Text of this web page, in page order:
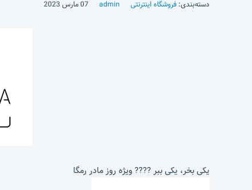
دسته‌بندی: فروشگاه اینترنتی admin 07 مارس 2023
یکی بخر، یکی ببر ???? ویژه روز مادر رمگا